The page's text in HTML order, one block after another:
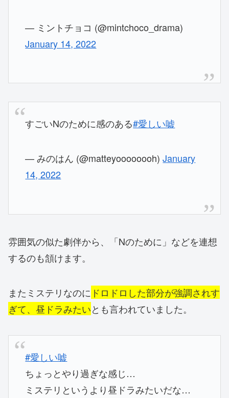
— ミントチョコ (@mintchoco_drama)
January 14, 2022
すごいNのために感のある#愛しい嘘
— みのはん (@matteyoooooooh)January
14, 2022
雰囲気の似た劇伴から、「Nのために」などを連想
するのも頷けます。
またミステリなのに ドロドロした部分が強調されす
ぎて、昼ドラみたいとも言われていました。
#愛しい嘘
ちょっとやり過ぎな感じ…
ミステリというより昼ドラみたいだな…